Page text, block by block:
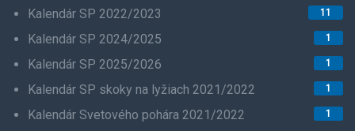
Kalendár SP 2022/2023 11
Kalendár SP 2024/2025 1
Kalendár SP 2025/2026 1
Kalendár SP skoky na lyžiach 2021/2022 1
Kalendár Svetového pohára 2021/2022 1